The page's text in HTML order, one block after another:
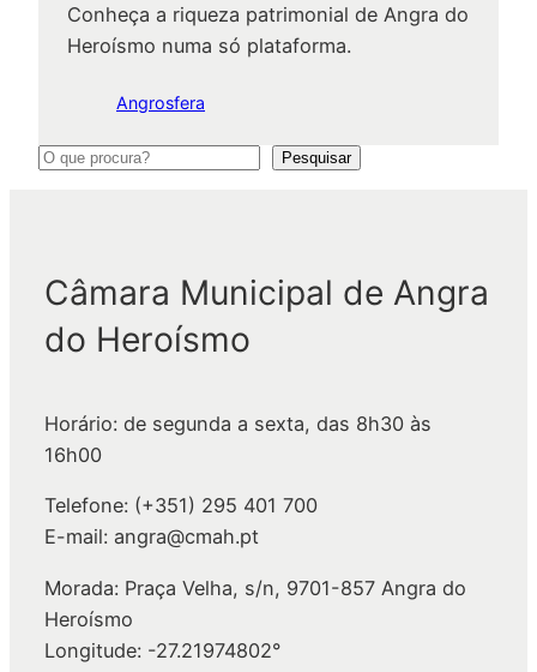
Conheça a riqueza patrimonial de Angra do
Heroísmo numa só plataforma.
Angrosfera
P
u
s
Pesquisar
Câmara Municipal de Angra
do Heroísmo
Horário: de segunda a sexta, das 8h30 às
16h00
Telefone: (+351) 295 401 700
E-mail: angra@cmah.pt
Morada: Praça Velha, s/n, 9701-857 Angra do
Heroísmo
Longitude: -27.21974802°